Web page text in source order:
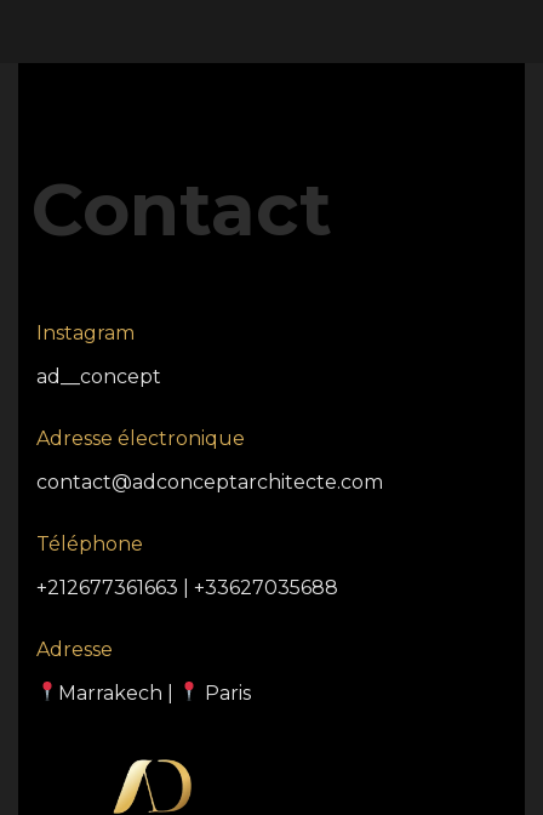
Contact
Instagram
ad__concept
Adresse électronique
contact@adconceptarchitecte.com
Téléphone
+212677361663 | +33627035688
Adresse
Marrakech |
Paris